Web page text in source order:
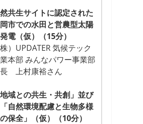
共生サイトに認定された
市での水田と営農型太陽
電（仮）（15分）
株）UPDATER 気候テック
本部 みんなパワー事業部
上村康裕さん
地域との共生・共創」並び
自然環境配慮と生物多様
保全」（仮）（10分）